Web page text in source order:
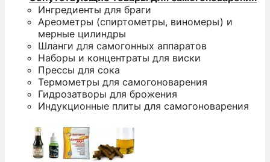
Ингредиенты для браги
Ареометры (спиртометры, виномеры) и
мерные цилиндры
Шланги для самогонных аппаратов
Наборы и концентраты для виски
Прессы для сока
Термометры для самогоноварения
Гидрозатворы для брожения
Индукционные плиты для самогоноварения